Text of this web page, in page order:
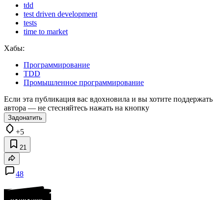
tdd
test driven development
tests
time to market
Хабы:
Программирование
TDD
Промышленное программирование
Если эта публикация вас вдохновила и вы хотите поддержать
автора — не стесняйтесь нажать на кнопку
Задонатить
+5
21
48